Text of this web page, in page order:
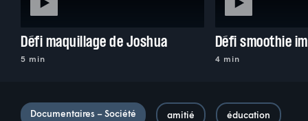
Défi maquillage de Joshua
5 min
Défi smoothie
4 min
Documentaires – Société amitié éducation